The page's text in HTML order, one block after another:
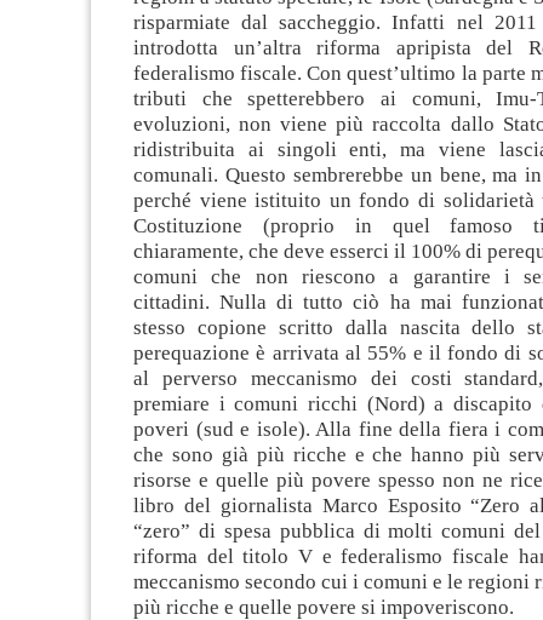
risparmiate dal saccheggio. Infatti nel
introdotta un’altra riforma apripista del
federalismo fiscale. Con quest’ultimo la parte
tributi che spetterebbero ai comuni,
evoluzioni, non viene più raccolta dallo
ridistribuita ai singoli enti, ma viene
comunali. Questo sembrerebbe un bene, ma
perché viene istituito un fondo di solidarietà
Costituzione (proprio in quel famoso
chiaramente, che deve esserci il 100% di
comuni che non riescono a garantire i
cittadini. Nulla di tutto ciò ha mai
stesso copione scritto dalla nascita dello
perequazione è arrivata al 55% e il fondo di
al perverso meccanismo dei costi
premiare i comuni ricchi (Nord) a discapito
poveri (sud e isole). Alla fine della fiera i
che sono già più ricche e che hanno più
risorse e quelle più povere spesso non ne
libro del giornalista Marco Esposito “Zero
“zero” di spesa pubblica di molti comuni
riforma del titolo V e federalismo fiscale
meccanismo secondo cui i comuni e le regioni
più ricche e quelle povere si impoveriscono.